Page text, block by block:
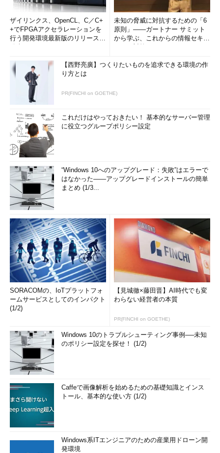
ザイリンクス、OpenCL、C／C+
+でFPGAアクセラレーションを
行う開発環境最新版のリリースを
未知の脅威に対抗するための「6
原則」――ガートナー サミット
から学ぶ、これからの情報セキュ
【西野亮廣】つくりたいものを追求できる環境の作
り方とは
PR(FINCHI on GOETHE)
これだけはやっておきたい！ 基本的なサーバー管理
に役立つグループポリシー設定
“Windows 10へのアップグレード：失敗”はエラーで
はなかった――アップグレードインストールの簡単
まとめ (1/3...
SORACOMの、IoTプラットフォ
ームサービスとしてのインパクト
(1/2)
【見城徹×藤田晋】AI時代でも変
わらない経営者の本質
PR(FINCHI on GOETHE)
Windows 10のトラブルシューティング事例──未知
のポリシー設定を探せ！ (1/2)
Caffeで画像解析を始めるための基礎知識とインス
トール、基本的な使い方 (1/2)
Windows系ITエンジニアのための産業用ドローン開
発環境